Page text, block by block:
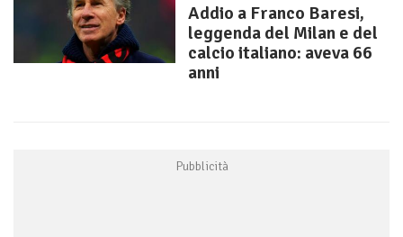
Addio a Franco Baresi,
leggenda del Milan e del
calcio italiano: aveva 66
anni